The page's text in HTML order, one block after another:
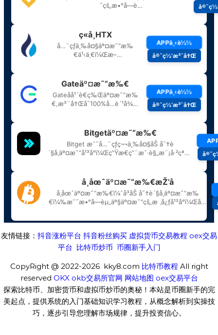
友情链接： 抖音涨粉平台 抖音粉丝购买 虚拟货币交易教程 oex交易
平台 比特币炒币 币圈新手入门
CopyRight @ 2022-2026 kky8.com 比特币教程 All right
reserved OKX okb交易所官网 网站地图 oex交易平台
探索比特币、加密货币和虚拟币炒币的奥秘！本站是币圈新手的完
美起点，提供系统的入门基础知识学习教程，从概念解析到实操技
巧，逐步引导您理解市场规律，提升投资信心。